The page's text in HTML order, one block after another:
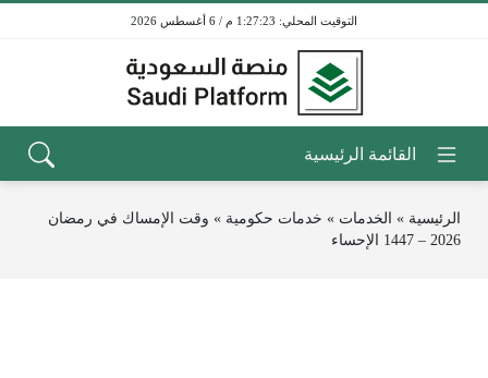
1:27:24 م / 6 أغسطس 2026
الرئيسية » الخدمات » خدمات حكومية » وقت الإمساك في رمضان
2026 – 1447 الإحساء